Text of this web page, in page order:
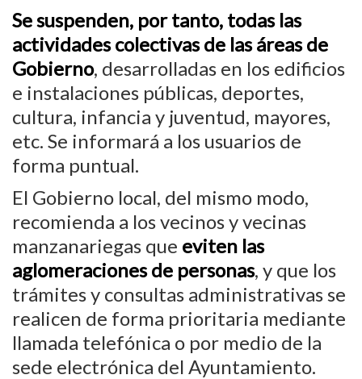
Se suspenden, por tanto, todas las
actividades colectivas de las áreas de
Gobierno, desarrolladas en los edificios
e instalaciones públicas, deportes,
cultura, infancia y juventud, mayores,
etc. Se informará a los usuarios de
forma puntual.
El Gobierno local, del mismo modo,
recomienda a los vecinos y vecinas
manzanariegas que eviten las
aglomeraciones de personas, y que los
trámites y consultas administrativas se
realicen de forma prioritaria mediante
llamada telefónica o por medio de la
sede electrónica del Ayuntamiento.